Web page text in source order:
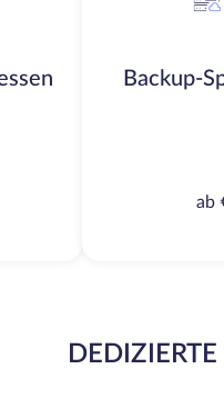
Backup-
ab